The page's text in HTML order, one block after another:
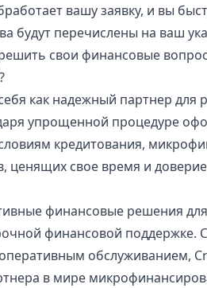
вашу заявку, и вы
будут перечислены на ваш
свои финансовые
как надежный партнер для
упрощенной процедуре
кредитования,
ценящих свое время и
финансовые решения
финансовой поддержке.
обслуживанием,
в мире